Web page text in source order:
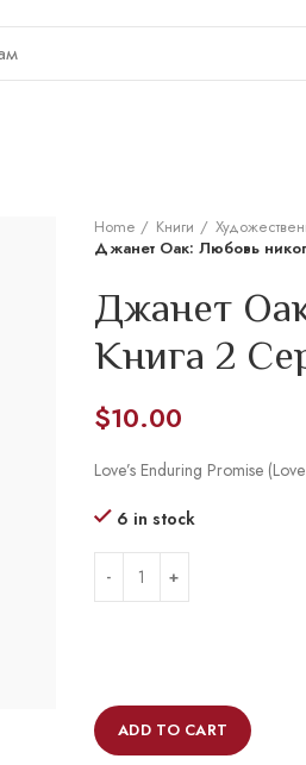
Home Книги
Джанет Оак: Любовь
Джанет
Книга 2
$10.00
Love’s Enduring Promise
6 in stock
ADD TO CART